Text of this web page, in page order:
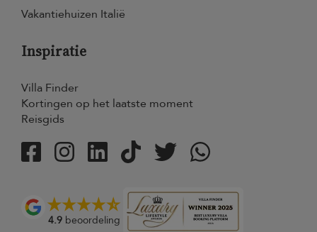
Vakantiehuizen Italië
Inspiratie
Villa Finder
Kortingen op het laatste moment
Reisgids
4.9 beoordeling